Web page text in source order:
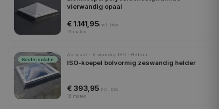
vierwandig opaal
€ 1.141,95incl.
btw
19 maten
Beste isolatie
Acrylaat · 6-wandig ISO · Helder
ISO-koepel bolvormig zeswandig helder
€ 393,95incl.
btw
16 maten